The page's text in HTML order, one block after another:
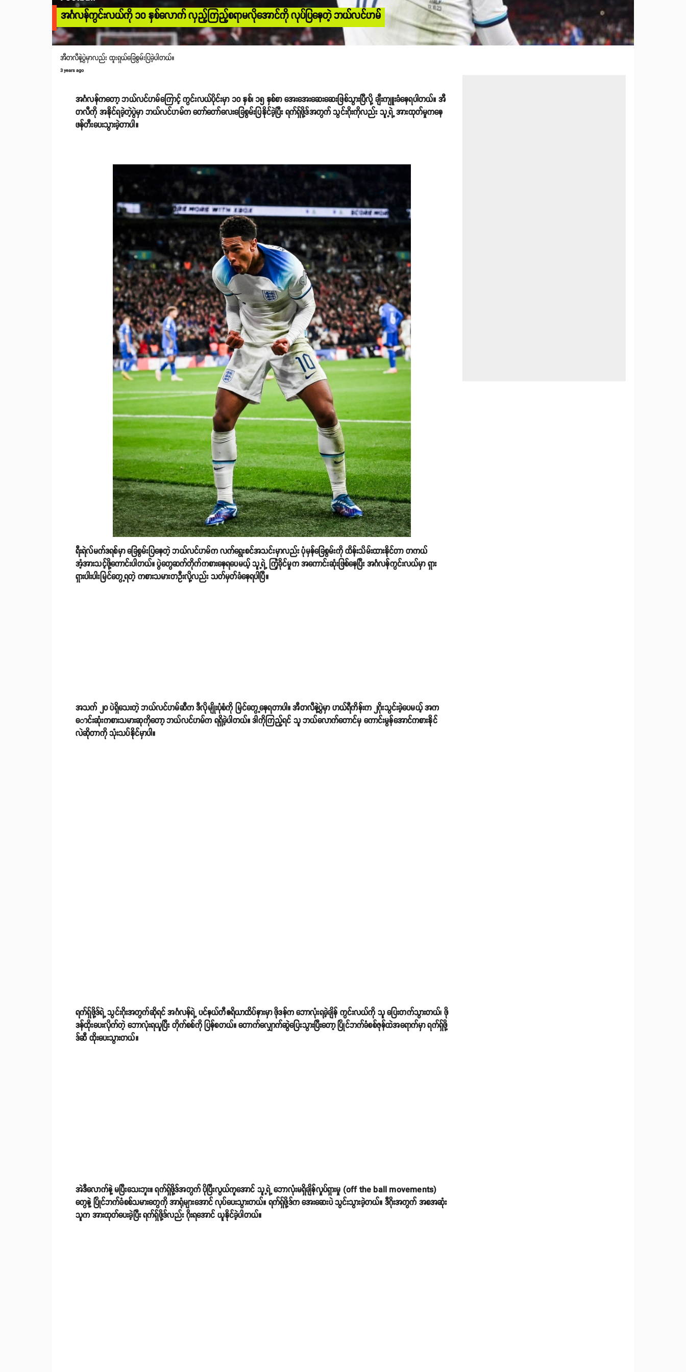
အင်္ဂလန်ကွင်းလယ်ကို ၁၀ နှစ်လောက် လှည့်ကြည့်စရာမလိုအောင်ကို လုပ်ပြနေတဲ့ ဘယ်လင်ဟမ်
အီတလီနဲ့ပွဲမှာလည်း ထူးရှယ်ခြေစွမ်းပြခဲ့ပါတယ်။
3 years ago
အင်္ဂလန်ကတော့ ဘယ်လင်ဟမ်ကြောင့် ကွင်းလယ်ပိုင်းမှာ ၁၀ နှစ်၊ ၁၅ နှစ်စာ အေးအေးဆေးဆေးဖြစ်သွားပြီလို့ ချီးကျူးခံနေရပါတယ်။ အီ
တလီကို အနိုင်ရခဲ့တဲ့ပွဲမှာ ဘယ်လင်ဟမ်က တော်တော်လေးခြေစွမ်းပြနိုင်ခဲ့ပြီး ရက်ရှ်ဖို့ဒ်အတွက် သွင်းဂိုးကိုလည်း သူ့ရဲ့ အားထုတ်မှုကနေ
ဖန်တီးပေးသွားခဲ့တာပါ။
ရီးရဲလ်မက်ဒရစ်မှာ ခြေစွမ်းပြနေတဲ့ ဘယ်လင်ဟမ်က လက်ရွေးစင်အသင်းမှာလည်း ပုံမှန်ခြေစွမ်းကို ထိန်းသိမ်းထားနိုင်တာ တကယ်
အံ့အားသင့်ဖို့ကောင်းပါတယ်။ ပွဲတွေဆက်တိုက်ကစားနေရပေမယ့် သူ့ရဲ့ ကြံ့ခိုင်မှုက အကောင်းဆုံးဖြစ်နေပြီး အင်္ဂလန်ကွင်းလယ်မှာ ရှား
ရှားပါးပါးမြင်တွေ့ရတဲ့ ကစားသမားတဦးလို့လည်း သတ်မှတ်ခံနေရပါပြီ။
အသက် ၂၀ ပဲရှိသေးတဲ့ ဘယ်လင်ဟမ်ဆီက ဒီလိုမျိုးပုံစံကို မြင်တွေ့နေရတာပါ။ အီတလီနဲ့ပွဲမှာ ဟယ်ရီကိန်းက ၂ဂိုးသွင်းခဲ့ပေမယ့် အက​
ောင်းဆုံးကစားသမားဆုကိုတော့ ဘယ်လင်ဟမ်က ရရှိခဲ့ပါတယ်။ ဒါကိုကြည့်ရင် သူ ဘယ်လောက်တောင်မှ ကောင်းမွန်အောင်ကစားနိုင်
လဲဆိုတာကို သုံးသပ်နိုင်မှာပါ။
ရက်ရှ်ဖို့ဒ်ရဲ့ သွင်းဂိုးအတွက်ဆိုရင် အင်္ဂလန်ရဲ့ ပင်နယ်တီဧရိယာထိပ်နားမှာ ဖိုဒန်က ဘောလုံးရခဲ့ချိန် ကွင်းလယ်ကို သူ ပြေးတက်သွားတယ်၊ ဖို
ဒန်ထိုးပေးလိုက်တဲ့ ဘောလုံးရယူပြီး တိုက်စစ်ကို ပြန်စတယ်။ တောက်လျှောက်ဆွဲပြေးသွားပြီးတော့ ပြိုင်ဘက်ခံစစ်ဇုန်ထဲအရောက်မှာ ရက်ရှ်ဖို့
ဒ်ဆီ ထိုးပေးသွားတယ်။
အဲဒီလောက်နဲ့ မပြီးသေးဘူး။ ရက်ရှ်ဖို့ဒ်အတွက် ပိုပြီးလွယ်ကူအောင် သူ့ရဲ့ ဘောလုံးမရှိချိန်လှုပ်ရှားမှု (off the ball movements)
တွေနဲ့ ပြိုင်ဘက်ခံစစ်သမားတွေကို အာရုံများအောင် လုပ်ပေးသွားတယ်။ ရက်ရှ်ဖို့ဒ်က အေးဆေးပဲ သွင်းသွားခဲ့တယ်။ ဒီဂိုးအတွက် အစအဆုံး
သူက အားထုတ်ပေးခဲ့ပြီး ရက်ရှ်ဖို့ဒ်လည်း ဂိုးရအောင် ယူနိုင်ခဲ့ပါတယ်။